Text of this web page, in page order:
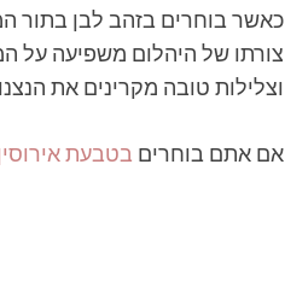
כאשר בוחרים בזהב לבן בתור
צורתו של היהלום משפיעה על
וצלילות טובה מקרינים את
אם אתם בוחרים בטבעת